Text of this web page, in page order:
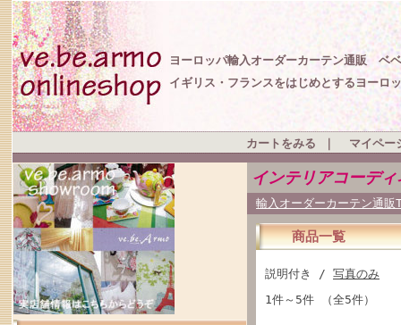
ヨーロッパ輸入オーダーカーテン通販 ベ
イギリス・フランスをはじめとするヨーロ
カートをみる マイペー
インテリアコーデ
輸入オーダーカーテン通販
商品一覧
説明付き / 写真のみ
1件～5件 （全5件）